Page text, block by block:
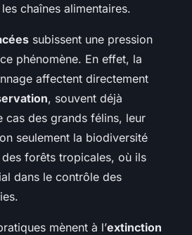
chaînes alimentaires.
subissent une pression
phénomène. En effet, la
affectent directement
, souvent déjà
cas des grands félins, leur
seulement la biodiversité
des forêts tropicales, où ils
dans le contrôle des
mènent à l’extinction